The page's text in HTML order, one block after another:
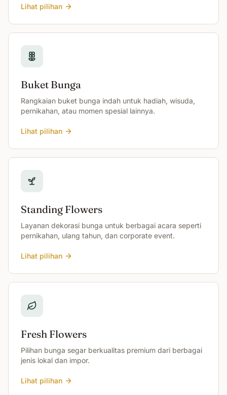
Lihat pilihan
Buket Bunga
Rangkaian buket bunga indah untuk hadiah, wisuda,
pernikahan, atau momen spesial lainnya.
Lihat pilihan
Standing Flowers
Layanan dekorasi bunga untuk berbagai acara seperti
pernikahan, ulang tahun, dan corporate event.
Lihat pilihan
Fresh Flowers
Pilihan bunga segar berkualitas premium dari berbagai
jenis lokal dan impor.
Lihat pilihan